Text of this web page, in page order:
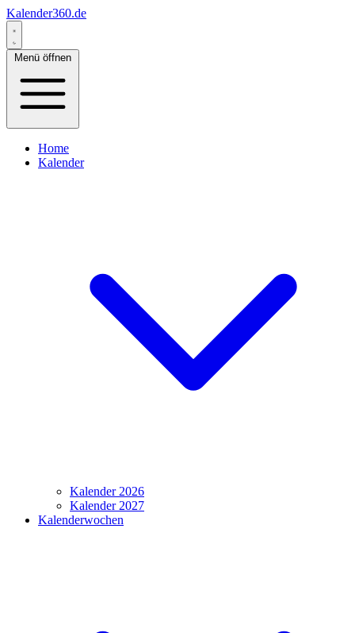
Kalender360.de
Menü öffnen
Home
Kalender
Kalender 2026
Kalender 2027
Kalenderwochen